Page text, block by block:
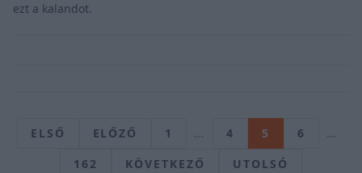
ezt a kalandot.
ELSŐ ELŐZŐ 1 … 4 5 6
…
162
KÖVETKEZŐ UTOLSÓ